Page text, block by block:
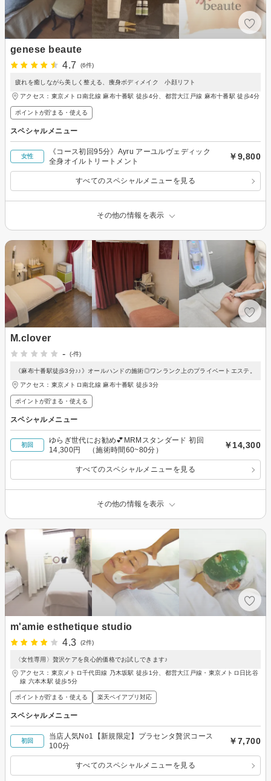
genese beaute
4.7
(6件)
疲れを癒しながら美しく整える、痩身ボディメイク 小顔リフト
アクセス：東京メトロ南北線 麻布十番駅 徒歩4分、都営大江戸線 麻布十番駅 徒歩4分
ポイントが貯まる・使える
スペシャルメニュー
女性
《コース初回95分》Ayru アーユルヴェディック
全身オイルトリートメント
￥9,800
すべてのスペシャルメニューを見る
その他の情報を表示
M.clover
-
(-件)
《麻布十番駅徒歩3分♪♪》オールハンドの施術◎ワンランク上のプライベートエステ。
アクセス：東京メトロ南北線 麻布十番駅 徒歩3分
ポイントが貯まる・使える
スペシャルメニュー
初回
ゆらぎ世代にお勧め💕MRMスタンダード 初回
14,300円 （施術時間60~80分）
￥14,300
すべてのスペシャルメニューを見る
その他の情報を表示
m'amie esthetique studio
4.3
(2件)
〈女性専用〉贅沢ケアを良心的価格でお試しできます♪
アクセス：東京メトロ千代田線 乃木坂駅 徒歩1分、都営大江戸線・東京メトロ日比谷
線 六本木駅 徒歩5分
ポイントが貯まる・使える 楽天ペイアプリ対応
スペシャルメニュー
初回
当店人気No1【新規限定】プラセンタ贅沢コース
100分
￥7,700
すべてのスペシャルメニューを見る